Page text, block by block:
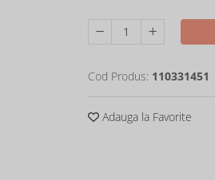
Cod Produs: 110331451
Adauga la Favorite